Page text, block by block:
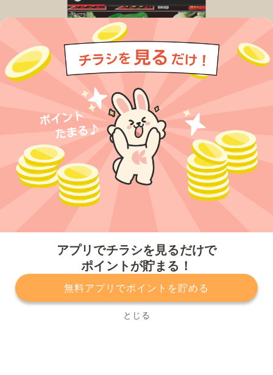
アプリでチラシを見るだけで
ポイントが貯まる！
無料アプリでポイントを貯める
とじる
プライバシーポリシー 利用規約
運営会社
サービスに関してのお問い合わせ